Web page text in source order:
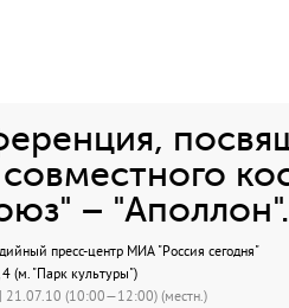
– "Аполлон".
пресс-центр МИА "Россия сегодня"
4 (м. "Парк культуры")
| 21.07.10 (10:00—12:00) (местн.)